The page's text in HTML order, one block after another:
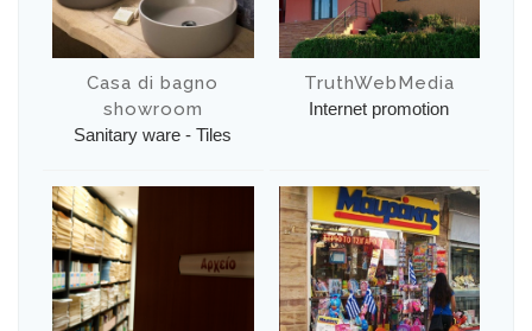
Casa di bagno
showroom
Sanitary ware - Tiles
TruthWebMedia
Internet promotion